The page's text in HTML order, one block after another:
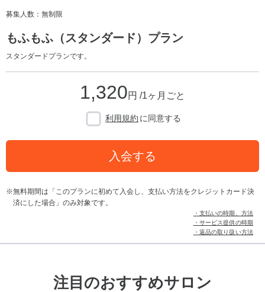
募集人数：無制限
もふもふ（スタンダード）プラン
スタンダードプランです。
1,320円 /1ヶ月ごと
利用規約 に同意する
入会する
無料期間は「このプランに初めて入会し、支払い方法をクレジットカード決
済にした場合」のみ対象です。
・支払いの時期、方法
・サービス提供の時期
・返品の取り扱い方法
注目のおすすめサロン